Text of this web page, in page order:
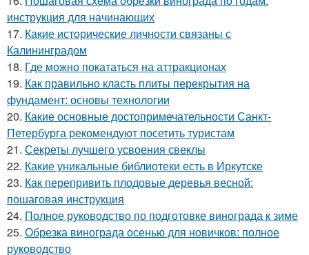
инструкция для начинающих
17. Какие исторические личности связаны с
Калининградом
18. Где можно покататься на аттракционах
19. Как правильно класть плиты перекрытия на
фундамент: основы технологии
20. Какие основные достопримечательности Санкт-
Петербурга рекомендуют посетить туристам
21. Секреты лучшего усвоения свеклы
22. Какие уникальные библиотеки есть в Иркутске
23. Как перепривить плодовые деревья весной:
пошаговая инструкция
24. Полное руководство по подготовке винограда к зиме
25. Обрезка винограда осенью для новичков: полное
руководство